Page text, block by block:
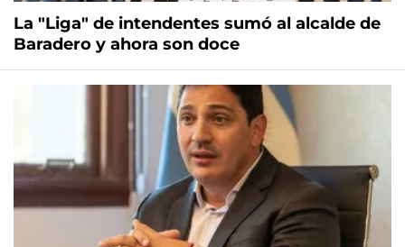
La "Liga" de intendentes sumó al alcalde de
Baradero y ahora son doce